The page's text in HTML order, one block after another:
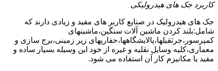
کاربرد جک های هیدرولیکی
جک های هیدرولیک در صنایع کاربر های مفید و زیادی دارند که
شامل:بلند کردن ماشین آلات سنگین،ماشینهای
کمپرسور،جرثقیلها،پالایشگاهها،حفاریهای زیر زمینی،برج سازی و
معماری،کلیه وسایل نقلیه و غیره از خود این وسیله بسیار ساده و
مفید یا مکانیزم کار آن استفاده می شود.